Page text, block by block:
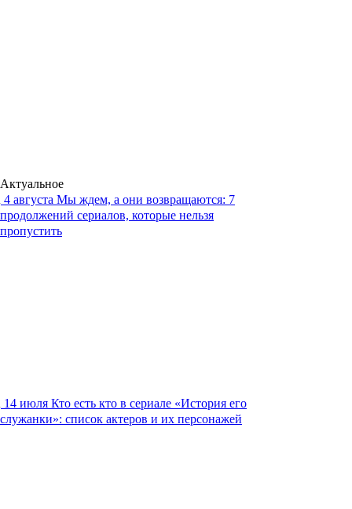
Актуальное
4 августа Мы ждем, а они возвращаются: 7
продолжений сериалов, которые нельзя
пропустить
14 июля Кто есть кто в сериале «История его
служанки»: список актеров и их персонажей